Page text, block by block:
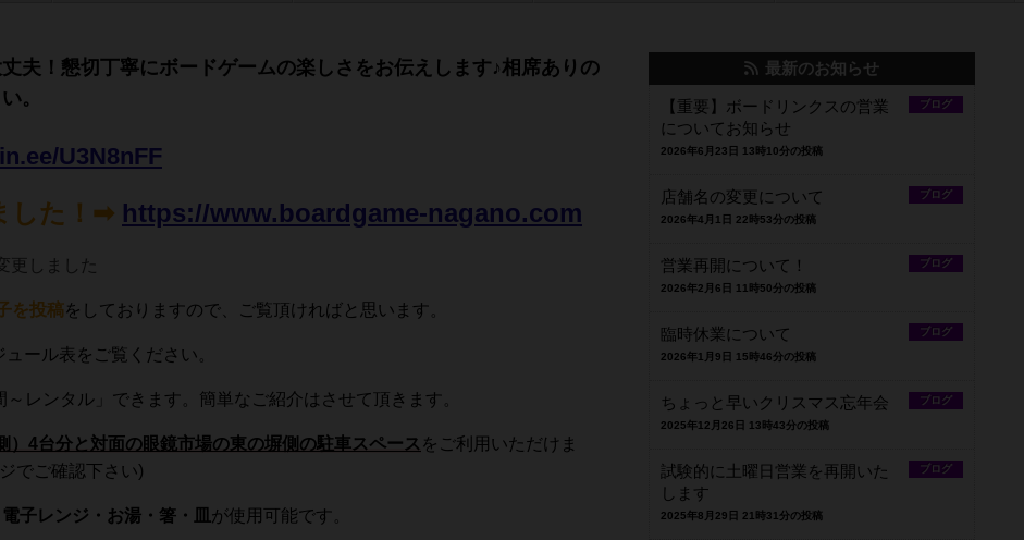
夫！懇切丁寧にボードゲームの楽しさをお伝えします♪相席ありの
。
U3N8nFF
した！➡ https://www.boardgame-nagano.com
しました
を投稿をしておりますので、ご覧頂ければと思います。
ュール表をご覧ください。
～レンタル」できます。簡単なご紹介はさせて頂きます。
）4台分と 対面の眼鏡市場の東の塀側の駐車スペース をご利用いただけま
でご確認下さい)
電子レンジ・お湯・箸・皿 が使用可能です。
最新のお知らせ
ブログ
【重要】ボードリンクスの営業
についてお知らせ
2026年6月23日 13時10分の投稿
ブログ
店舗名の変更について
2026年4月1日 22時53分の投稿
ブログ
営業再開について！
2026年2月6日 11時50分の投稿
ブログ
臨時休業について
2026年1月9日 15時46分の投稿
ブログ
ちょっと早いクリスマス忘年会
2025年12月26日 13時43分の投稿
ブログ
試験的に土曜日営業を再開いた
します
2025年8月29日 21時31分の投稿